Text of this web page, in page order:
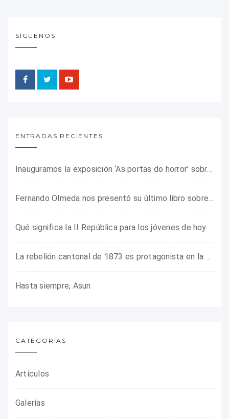
SÍGUENOS
ENTRADAS RECIENTES
Inauguramos la exposición ‘As portas do horror’ sobre el campo de concentración franquista de Camposancos
Fernando Olmeda nos presentó su último libro sobre la fotógrafa Gerda Taro
Qué significa la II República para los jóvenes de hoy
La rebelión cantonal de 1873 es protagonista en la ARMHADH
Hasta siempre, Asun
CATEGORÍAS
Artículos
Galerías